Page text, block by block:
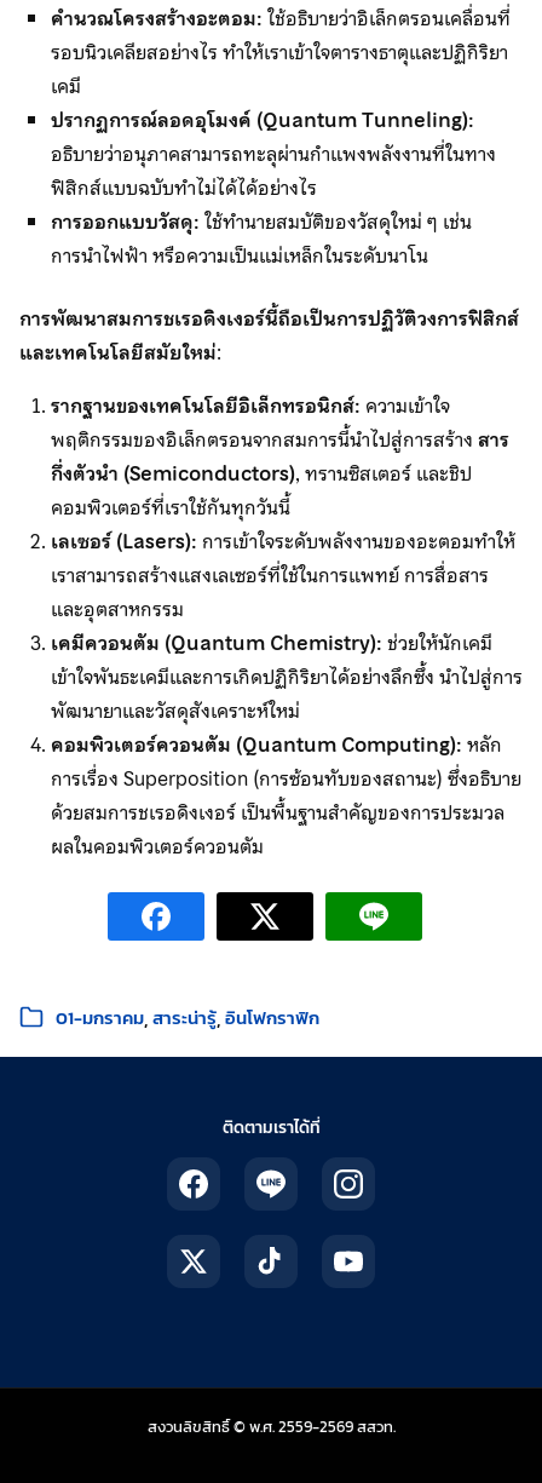
คำนวณโครงสร้างอะตอม:ใช้อธิบายว่าอิเล็กตรอนเคลื่อนที่
รอบนิวเคลียสอย่างไร ทำให้เราเข้าใจตารางธาตุและปฏิกิริยา
เคมี
ปรากฏการณ์ลอดอุโมงค์ (Quantum Tunneling):
อธิบายว่าอนุภาคสามารถทะลุผ่านกำแพงพลังงานที่ในทาง
ฟิสิกส์แบบฉบับทำไม่ได้ได้อย่างไร
การออกแบบวัสดุ:ใช้ทำนายสมบัติของวัสดุใหม่ ๆ เช่น
การนำไฟฟ้า หรือความเป็นแม่เหล็กในระดับนาโน
การพัฒนาสมการชเรอดิงเงอร์นี้ถือเป็นการปฏิวัติวงการฟิสิกส์
และเทคโนโลยีสมัยใหม่:
รากฐานของเทคโนโลยีอิเล็กทรอนิกส์: ความเข้าใจ
พฤติกรรมของอิเล็กตรอนจากสมการนี้นำไปสู่การสร้างสาร
กึ่งตัวนำ (Semiconductors), ทรานซิสเตอร์ และชิป
คอมพิวเตอร์ที่เราใช้กันทุกวันนี้
เลเซอร์ (Lasers): การเข้าใจระดับพลังงานของอะตอมทำให้
เราสามารถสร้างแสงเลเซอร์ที่ใช้ในการแพทย์ การสื่อสาร
และอุตสาหกรรม
เคมีควอนตัม (Quantum Chemistry):ช่วยให้นักเคมี
เข้าใจพันธะเคมีและการเกิดปฏิกิริยาได้อย่างลึกซึ้ง นำไปสู่การ
พัฒนายาและวัสดุสังเคราะห์ใหม่
คอมพิวเตอร์ควอนตัม (Quantum Computing):หลัก
การเรื่อง Superposition (การซ้อนทับของสถานะ) ซึ่งอธิบาย
ด้วยสมการชเรอดิงเงอร์ เป็นพื้นฐานสำคัญของการประมวล
ผลในคอมพิวเตอร์ควอนตัม
หมวดหมู่:
01-มกราคม สาระน่ารู้ อินโฟกราฟิก
ติดตามเราได้ที่
สงวนลิขสิทธิ์ © พ.ศ. 2559-2569สสวท.สถาบันส่งเสริมการสอ